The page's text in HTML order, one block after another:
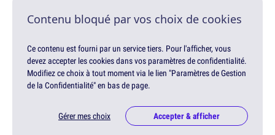
Contenu bloqué par vos choix de cookies
Ce contenu est fourni par un service tiers. Pour l'afficher, vous
devez accepter les cookies dans vos paramètres de confidentialité.
Modifiez ce choix à tout moment via le lien "Paramètres de Gestion
de la Confidentialité" en bas de page.
Gérer mes choix Accepter & afficher